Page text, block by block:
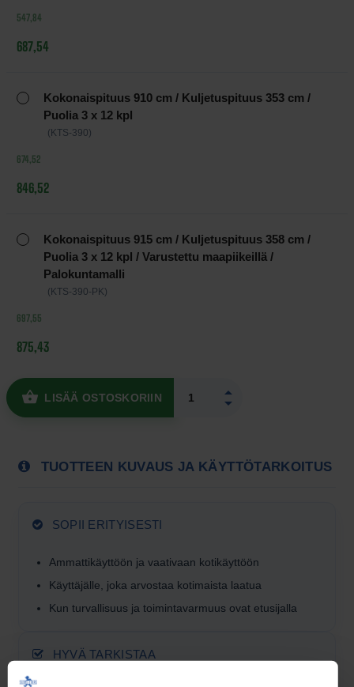
547,84
687,54
Kokonaispituus 910 cm / Kuljetuspituus 353 cm /
Puolia 3 x 12 kpl
(KTS-390)
674,52
846,52
Kokonaispituus 915 cm / Kuljetuspituus 358 cm /
Puolia 3 x 12 kpl / Varustettu maapiikeillä /
Palokuntamalli
(KTS-390-PK)
697,55
875,43
LISÄÄ OSTOSKORIIN
TUOTTEEN KUVAUS JA KÄYTTÖTARKOITUS
SOPII ERITYISESTI
Ammattikäyttöön ja vaativaan kotikäyttöön
Käyttäjälle, joka arvostaa kotimaista laatua
Kun turvallisuus ja toiminta­varmuus ovat etusijalla
HYVÄ TARKISTAA